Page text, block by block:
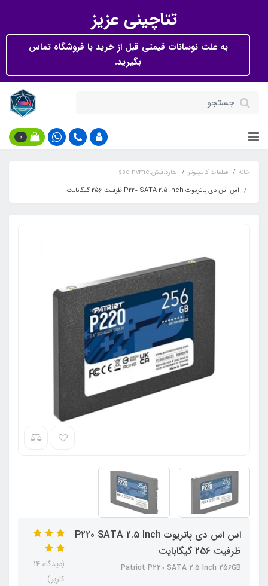
تتاچینی عزیز
به علت نوسانات قیمتی قبل از خرید با فروشگاه تماس
بگیرید.
0
خانه قطعات کامپیوتر
هارد،فلش،ssd-nvme
اس اس دی پاتریوت P220 SATA 2.5 Inch ظرفیت 256 گیگابایت
اس اس دی پاتریوت P220 SATA 2.5 Inch
ظرفیت 256 گیگابایت
Patriot P220 SATA 2.5 Inch 256GB
(دیدگاه 14
کاربر)